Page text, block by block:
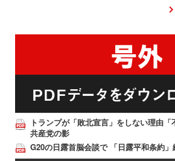
トランプが「敗北宣言」をしない理由
共産党の影
G20の日露首脳会談で 「日露平和条約